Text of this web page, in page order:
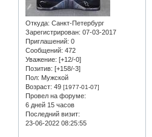
Откуда: Санкт-Петербург
Зарегистрирован: 07-03-2017
Приглашений: 0
Сообщений: 472
Уважение: [+12/-0]
Позитив: [+158/-3]
Пол: Мужской
Возраст: 49 [1977-01-07]
Провел на форуме:
6 дней 15 часов
Последний визит:
23-06-2022 08:25:55